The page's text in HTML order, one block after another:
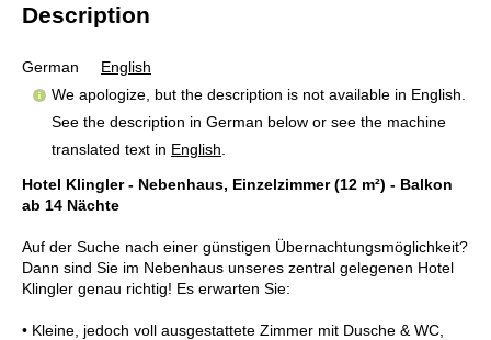
Description
German
English
We apologize, but the description is not available in English.
See the description in German below or see the machine
translated text in English
Hotel Klingler - Nebenhaus, Einzelzimmer (12 m²) - Balkon
ab 14 Nächte
Auf der Suche nach einer günstigen Übernachtungsmöglichkeit?
Dann sind Sie im Nebenhaus unseres zentral gelegenen Hotel
Klingler genau richtig! Es erwarten Sie:
• Kleine, jedoch voll ausgestattete Zimmer mit Dusche & WC,